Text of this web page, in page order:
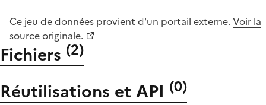
Ce jeu de données provient d'un portail externe. Voir la
source originale.
Fichiers (2)
Réutilisations et API (0)